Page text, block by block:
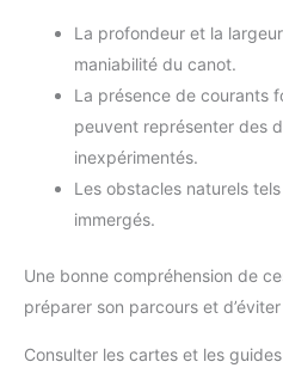
La profondeur et la
maniabilité du canot.
La présence de courants
peuvent représenter des
inexpérimentés.
Les obstacles naturels
immergés.
Une bonne compréhension de
préparer son parcours et
Consulter les cartes et les